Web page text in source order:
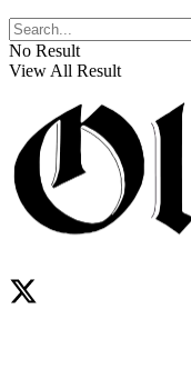
No Result
View All Result